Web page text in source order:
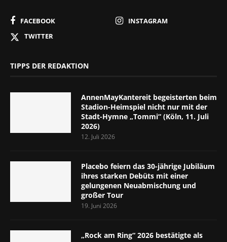
FACEBOOK
INSTAGRAM
TWITTER
TIPPS DER REDAKTION
AnnenMayKantereit begeisterten beim
Stadion-Heimspiel nicht nur mit der
Stadt-Hymne „Tommi“ (Köln, 11. Juli
2026)
12. Juli 2026
Placebo feiern das 30-jährige Jubiläum
ihres starken Debüts mit einer
gelungenen Neuabmischung und
großer Tour
19. Juni 2026
„Rock am Ring“ 2026 bestätigte als